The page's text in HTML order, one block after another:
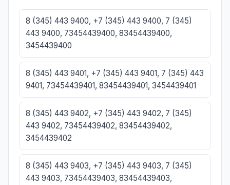
8 (345) 443 9400, +7 (345) 443 9400, 7 (345)
443 9400, 73454439400, 83454439400,
3454439400
8 (345) 443 9401, +7 (345) 443 9401, 7 (345) 443
9401, 73454439401, 83454439401, 3454439401
8 (345) 443 9402, +7 (345) 443 9402, 7 (345)
443 9402, 73454439402, 83454439402,
3454439402
8 (345) 443 9403, +7 (345) 443 9403, 7 (345)
443 9403, 73454439403, 83454439403,